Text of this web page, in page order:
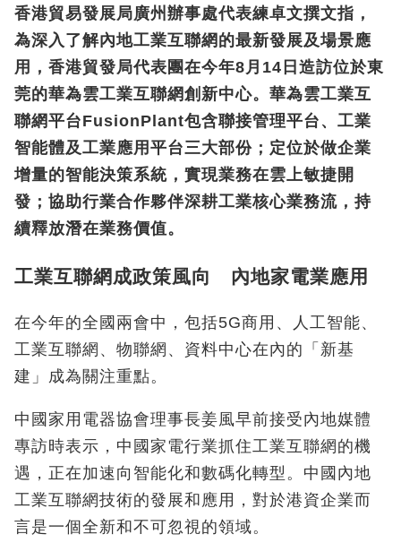
香港貿易發展局廣州辦事處代表練卓文撰文指，
為深入了解內地工業互聯網的最新發展及場景應
用，香港貿發局代表團在今年8月14日造訪位於東
莞的華為雲工業互聯網創新中心。華為雲工業互
聯網平台FusionPlant包含聯接管理平台、工業
智能體及工業應用平台三大部份；定位於做企業
增量的智能決策系統，實現業務在雲上敏捷開
發；協助行業合作夥伴深耕工業核心業務流，持
續釋放潛在業務價值。
工業互聯網成政策風向 內地家電業應用
在今年的全國兩會中，包括5G商用、人工智能、
工業互聯網、物聯網、資料中心在內的「新基
建」成為關注重點。
中國家用電器協會理事長姜風早前接受內地媒體
專訪時表示，中國家電行業抓住工業互聯網的機
遇，正在加速向智能化和數碼化轉型。中國內地
工業互聯網技術的發展和應用，對於港資企業而
言是一個全新和不可忽視的領域。